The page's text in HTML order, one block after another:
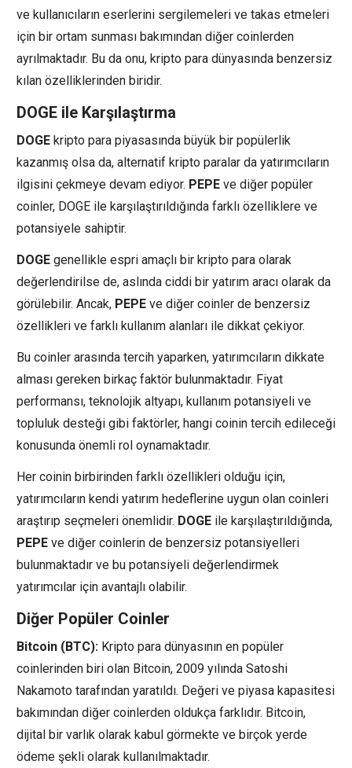
ve kullanıcıların eserlerini sergilemeleri ve takas etmeleri
için bir ortam sunması bakımından diğer coinlerden
ayrılmaktadır. Bu da onu, kripto para dünyasında benzersiz
kılan özelliklerinden biridir.
DOGE ile Karşılaştırma
DOGE kripto para piyasasında büyük bir popülerlik
kazanmış olsa da, alternatif kripto paralar da yatırımcıların
ilgisini çekmeye devam ediyor. PEPE ve diğer popüler
coinler, DOGE ile karşılaştırıldığında farklı özelliklere ve
potansiyele sahiptir.
DOGE genellikle espri amaçlı bir kripto para olarak
değerlendirilse de, aslında ciddi bir yatırım aracı olarak da
görülebilir. Ancak, PEPE ve diğer coinler de benzersiz
özellikleri ve farklı kullanım alanları ile dikkat çekiyor.
Bu coinler arasında tercih yaparken, yatırımcıların dikkate
alması gereken birkaç faktör bulunmaktadır. Fiyat
performansı, teknolojik altyapı, kullanım potansiyeli ve
topluluk desteği gibi faktörler, hangi coinin tercih edileceği
konusunda önemli rol oynamaktadır.
Her coinin birbirinden farklı özellikleri olduğu için,
yatırımcıların kendi yatırım hedeflerine uygun olan coinleri
araştırıp seçmeleri önemlidir. DOGE ile karşılaştırıldığında,
PEPE ve diğer coinlerin de benzersiz potansiyelleri
bulunmaktadır ve bu potansiyeli değerlendirmek
yatırımcılar için avantajlı olabilir.
Diğer Popüler Coinler
Bitcoin (BTC): Kripto para dünyasının en popüler
coinlerinden biri olan Bitcoin, 2009 yılında Satoshi
Nakamoto tarafından yaratıldı. Değeri ve piyasa kapasitesi
bakımından diğer coinlerden oldukça farklıdır. Bitcoin,
dijital bir varlık olarak kabul görmekte ve birçok yerde
ödeme şekli olarak kullanılmaktadır.